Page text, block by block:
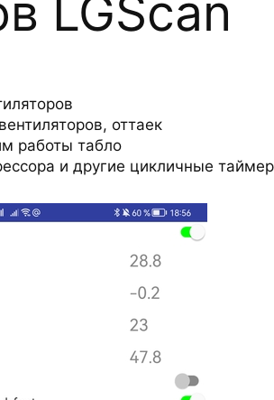
LGScan
оттаек
работы табло
и другие цикличные